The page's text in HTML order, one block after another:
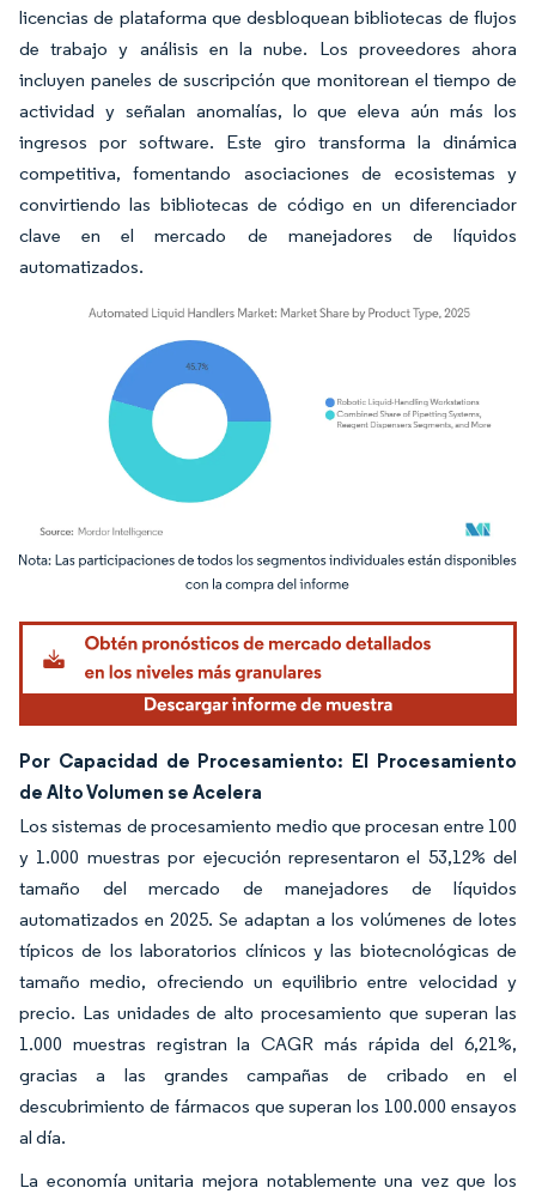
licencias de plataforma que desbloquean bibliotecas de flujos
de trabajo y análisis en la nube. Los proveedores ahora
incluyen paneles de suscripción que monitorean el tiempo de
actividad y señalan anomalías, lo que eleva aún más los
ingresos por software. Este giro transforma la dinámica
competitiva, fomentando asociaciones de ecosistemas y
convirtiendo las bibliotecas de código en un diferenciador
clave en el mercado de manejadores de líquidos
automatizados.
Imagen © Mordor Intelligence. El uso requiere atribución según CC BY 4.0.
Por Capacidad de Procesamiento: El Procesamiento
de Alto Volumen se Acelera
Los sistemas de procesamiento medio que procesan entre 100
y 1.000 muestras por ejecución representaron el 53,12% del
tamaño del mercado de manejadores de líquidos
automatizados en 2025. Se adaptan a los volúmenes de lotes
típicos de los laboratorios clínicos y las biotecnológicas de
tamaño medio, ofreciendo un equilibrio entre velocidad y
precio. Las unidades de alto procesamiento que superan las
1.000 muestras registran la CAGR más rápida del 6,21%,
gracias a las grandes campañas de cribado en el
descubrimiento de fármacos que superan los 100.000 ensayos
al día.
La economía unitaria mejora notablemente una vez que los